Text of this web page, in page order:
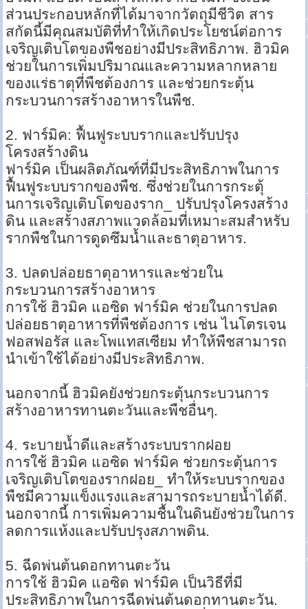
ส่วนประกอบหลักที่ได้มาจากวัตถุมีชีวิต สาร
สกัดนี้มีคุณสมบัติที่ทำให้เกิดประโยชน์ต่อการ
เจริญเติบโตของพืชอย่างมีประสิทธิภาพ. ฮิวมิค
ช่วยในการเพิ่มปริมาณและความหลากหลาย
ของแร่ธาตุที่พืชต้องการ และช่วยกระตุ้น
กระบวนการสร้างอาหารในพืช.
2. ฟาร์มิค: ฟื้นฟูระบบรากและปรับปรุง
โครงสร้างดิน
ฟาร์มิค เป็นผลิตภัณฑ์ที่มีประสิทธิภาพในการ
ฟื้นฟูระบบรากของพืช. ซึ่งช่วยในการกระตุ้
นการเจริญเติบโตของราก_ ปรับปรุงโครงสร้าง
ดิน และสร้างสภาพแวดล้อมที่เหมาะสมสำหรับ
รากพืชในการดูดซึมน้ำและธาตุอาหาร.
3. ปลดปล่อยธาตุอาหารและช่วยใน
กระบวนการสร้างอาหาร
การใช้ ฮิวมิค แอซิด ฟาร์มิค ช่วยในการปลด
ปล่อยธาตุอาหารที่พืชต้องการ เช่น ไนโตรเจน
ฟอสฟอรัส และโพแทสเซียม ทำให้พืชสามารถ
นำเข้าใช้ได้อย่างมีประสิทธิภาพ.
นอกจากนี้ ฮิวมิคยังช่วยกระตุ้นกระบวนการ
สร้างอาหารทานตะวันและพืชอื่นๆ.
4. ระบายน้ำดีและสร้างระบบรากฝอย
การใช้ ฮิวมิค แอซิด ฟาร์มิค ช่วยกระตุ้นการ
เจริญเติบโตของรากฝอย_ ทำให้ระบบรากของ
พืชมีความแข็งแรงและสามารถระบายน้ำได้ดี.
นอกจากนี้ การเพิ่มความชื้นในดินยังช่วยในการ
ลดการแห้งและปรับปรุงสภาพดิน.
5. ฉีดพ่นต้นดอกทานตะวัน
การใช้ ฮิวมิค แอซิด ฟาร์มิค เป็นวิธีที่มี
ประสิทธิภาพในการฉีดพ่นต้นดอกทานตะวัน.